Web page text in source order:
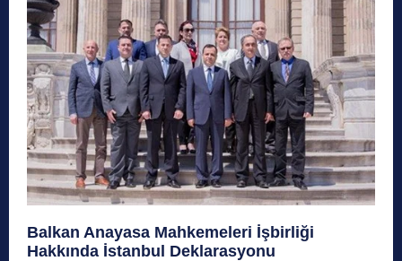
Balkan Anayasa Mahkemeleri İşbirliği
Hakkında İstanbul Deklarasyonu